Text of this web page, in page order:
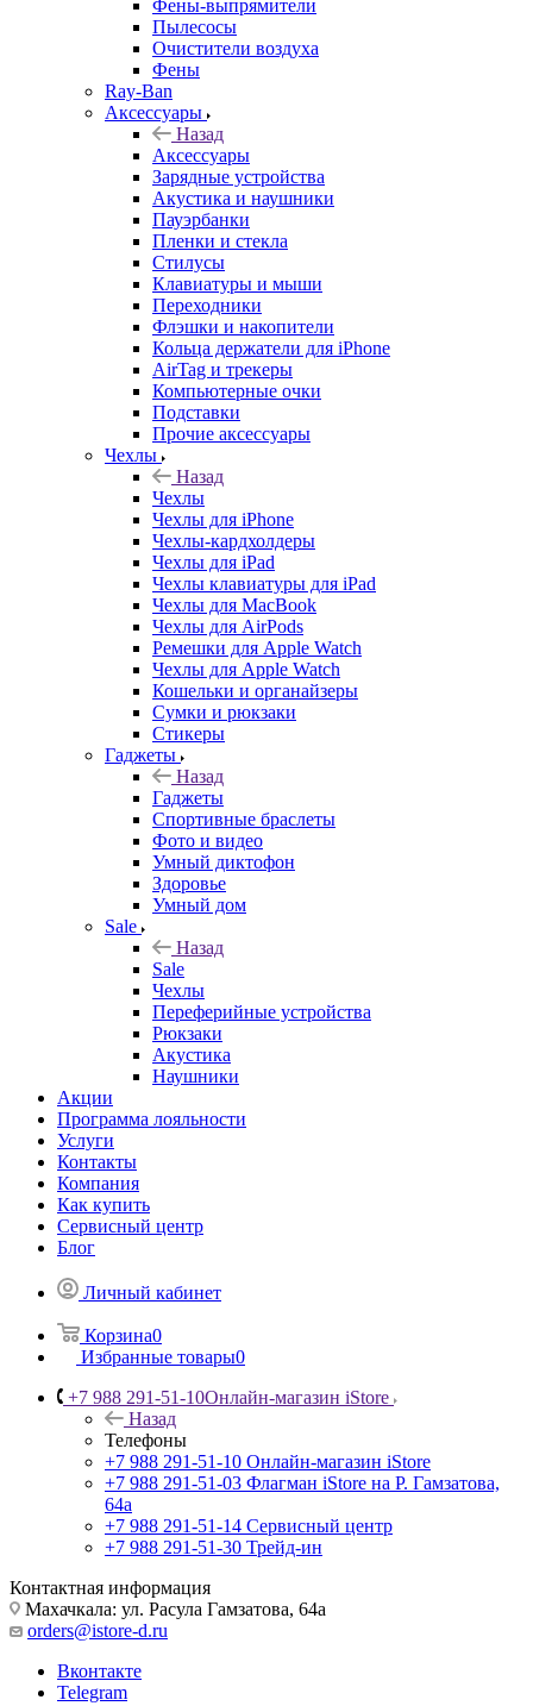
Фены-выпрямители
Пылесосы
Очистители воздуха
Фены
Ray-Ban
Аксессуары
Назад
Аксессуары
Зарядные устройства
Акустика и наушники
Пауэрбанки
Пленки и стекла
Стилусы
Клавиатуры и мыши
Переходники
Флэшки и накопители
Кольца держатели для iPhone
AirTag и трекеры
Компьютерные очки
Подставки
Прочие аксессуары
Чехлы
Назад
Чехлы
Чехлы для iPhone
Чехлы-кардхолдеры
Чехлы для iPad
Чехлы клавиатуры для iPad
Чехлы для MacBook
Чехлы для AirPods
Ремешки для Apple Watch
Чехлы для Apple Watch
Кошельки и органайзеры
Сумки и рюкзаки
Стикеры
Гаджеты
Назад
Гаджеты
Спортивные браслеты
Фото и видео
Умный диктофон
Здоровье
Умный дом
Sale
Назад
Sale
Чехлы
Переферийные устройства
Рюкзаки
Акустика
Наушники
Акции
Программа лояльности
Услуги
Контакты
Компания
Как купить
Сервисный центр
Блог
Личный кабинет
Корзина0
Избранные товары0
+7 988 291-51-10Онлайн-магазин iStore
Назад
Телефоны
+7 988 291-51-10 Онлайн-магазин iStore
+7 988 291-51-03 Флагман iStore на Р. Гамзатова,
64а
+7 988 291-51-14 Сервисный центр
+7 988 291-51-30 Трейд-ин
Контактная информация
Махачкала: ул. Расула Гамзатова, 64а
orders@istore-d.ru
Вконтакте
Telegram